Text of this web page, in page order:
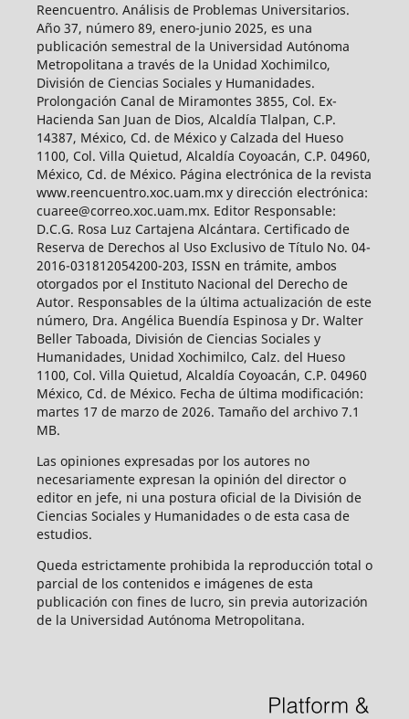
Reencuentro. Análisis de Problemas Universitarios.
Año 37, número 89, enero-junio 2025, es una
publicación semestral de la Universidad Autónoma
Metropolitana a través de la Unidad Xochimilco,
División de Ciencias Sociales y Humanidades.
Prolongación Canal de Miramontes 3855, Col. Ex-
Hacienda San Juan de Dios, Alcaldía Tlalpan, C.P.
14387, México, Cd. de México y Calzada del Hueso
1100, Col. Villa Quietud, Alcaldía Coyoacán, C.P. 04960,
México, Cd. de México. Página electrónica de la revista
www.reencuentro.xoc.uam.mx y dirección electrónica:
cuaree@correo.xoc.uam.mx. Editor Responsable:
D.C.G. Rosa Luz Cartajena Alcántara. Certificado de
Reserva de Derechos al Uso Exclusivo de Título No. 04-
2016-031812054200-203, ISSN en trámite, ambos
otorgados por el Instituto Nacional del Derecho de
Autor. Responsables de la última actualización de este
número, Dra. Angélica Buendía Espinosa y Dr. Walter
Beller Taboada, División de Ciencias Sociales y
Humanidades, Unidad Xochimilco, Calz. del Hueso
1100, Col. Villa Quietud, Alcaldía Coyoacán, C.P. 04960
México, Cd. de México. Fecha de última modificación:
martes 17 de marzo de 2026. Tamaño del archivo 7.1
MB.
Las opiniones expresadas por los autores no
necesariamente expresan la opinión del director o
editor en jefe, ni una postura oficial de la División de
Ciencias Sociales y Humanidades o de esta casa de
estudios.
Queda estrictamente prohibida la reproducción total o
parcial de los contenidos e imágenes de esta
publicación con fines de lucro, sin previa autorización
de la Universidad Autónoma Metropolitana.